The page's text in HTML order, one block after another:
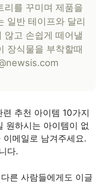
리를 꾸미며 제품을
일반 테이프와 달리
않고 손쉽게 떼어낼
장식물을 부착할때
추천 아이템 10가지
원하시는 아이템이 없
메일로 남겨주세요.
다.
른 사람들에게도 이글